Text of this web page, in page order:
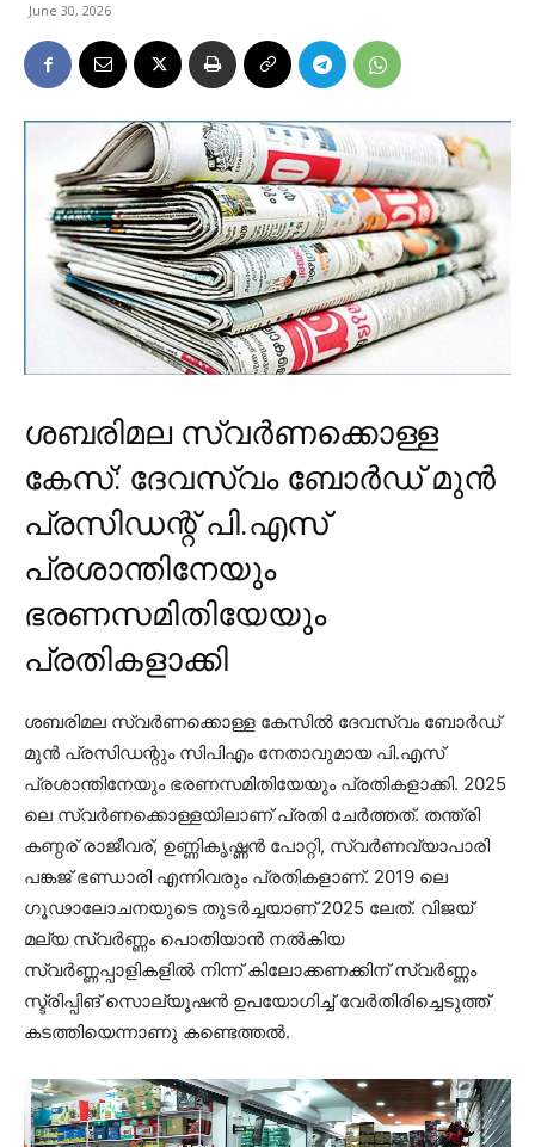
June 30, 2026
ശബരിമല സ്വര്‍ണക്കൊള്ള
കേസ്: ദേവസ്വം ബോര്‍ഡ് മുന്‍
പ്രസിഡന്റ് പി.എസ്
പ്രശാന്തിനേയും
ഭരണസമിതിയേയും
പ്രതികളാക്കി
ശബരിമല സ്വര്‍ണക്കൊള്ള കേസില്‍ ദേവസ്വം ബോര്‍ഡ്
മുന്‍ പ്രസിഡന്റും സിപിഎം നേതാവുമായ പി.എസ്
പ്രശാന്തിനേയും ഭരണസമിതിയേയും പ്രതികളാക്കി. 2025
ലെ സ്വര്‍ണക്കൊള്ളയിലാണ് പ്രതി ചേര്‍ത്തത്. തന്ത്രി
കണ്ഠര് രാജീവര്, ഉണ്ണികൃഷ്ണന്‍ പോറ്റി, സ്വര്‍ണവ്യാപാരി
പങ്കജ് ഭണ്ഡാരി എന്നിവരും പ്രതികളാണ്. 2019 ലെ
ഗൂഢാലോചനയുടെ തുടര്‍ച്ചയാണ് 2025 ലേത്. വിജയ്
മല്യ സ്വര്‍ണ്ണം പൊതിയാന്‍ നല്‍കിയ
സ്വര്‍ണ്ണപ്പാളികളില്‍ നിന്ന് കിലോക്കണക്കിന് സ്വര്‍ണ്ണം
സ്ട്രിപ്പിങ് സൊല്യൂഷന്‍ ഉപയോഗിച്ച് വേര്‍തിരിച്ചെടുത്ത്
കടത്തിയെന്നാണു കണ്ടെത്തല്‍.